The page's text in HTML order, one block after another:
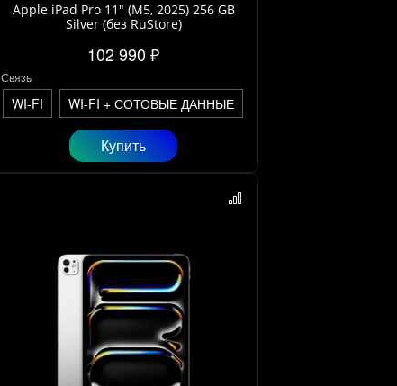
Apple iPad Pro 11" (M5, 2025) 256 GB
Silver (без RuStore)
102 990 ₽
Связь
WI-FI WI-FI + СОТОВЫЕ ДАННЫЕ
Купить